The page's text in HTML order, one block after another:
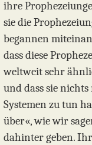
ihre
sie die
begannen
dass diese
weltweit sehr
und dass sie
Systemen zu tun
über«, wie wir
dahinter geben.